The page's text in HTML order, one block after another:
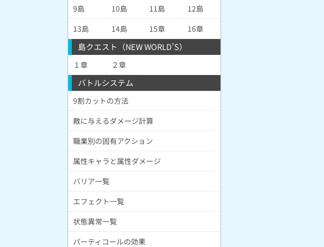
9島
10島 11島
12島
13島
14島 15章 16章
島クエスト（NEW WORLD’S）
１章 ２章
バトルシステム
9割カットの方法
敵に与えるダメージ計算
職業別の固有アクション
属性キャラと属性ダメージ
バリア一覧
エフェクト一覧
状態異常一覧
パーティコールの効果